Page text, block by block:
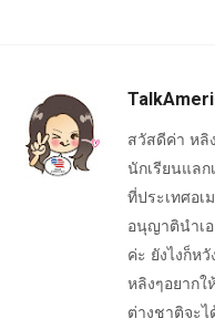
สวัสดีค่า หลิ
นักเรียนแล
ที่ประเทศอ
อนุญาตินำเ
ค่ะ ยังไงก็ห
หลิงๆอยาก
ต่างชาติจะ